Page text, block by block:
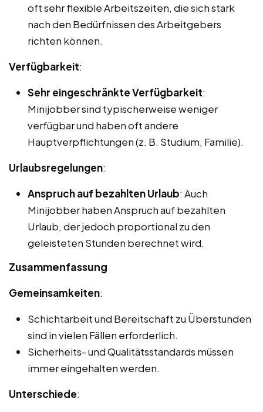
oft sehr flexible Arbeitszeiten, die sich stark
nach den Bedürfnissen des Arbeitgebers
richten können.
Verfügbarkeit:
Sehr eingeschränkte Verfügbarkeit:
Minijobber sind typischerweise weniger
verfügbar und haben oft andere
Hauptverpflichtungen (z. B. Studium, Familie).
Urlaubsregelungen:
Anspruch auf bezahlten Urlaub: Auch
Minijobber haben Anspruch auf bezahlten
Urlaub, der jedoch proportional zu den
geleisteten Stunden berechnet wird.
Zusammenfassung
Gemeinsamkeiten:
Schichtarbeit und Bereitschaft zu Überstunden
sind in vielen Fällen erforderlich.
Sicherheits- und Qualitätsstandards müssen
immer eingehalten werden.
Unterschiede: